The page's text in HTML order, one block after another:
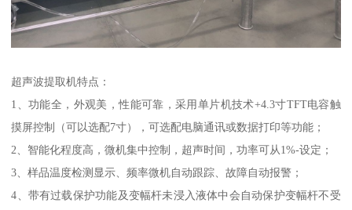
超声波提取机特点：
1、功能全，外观美，性能可靠，采用单片机技术+4.3寸TFT电容触
摸屏控制（可以选配7寸），可选配电脑通讯或数据打印等功能；
2、智能化程度高，微机集中控制，超声时间，功率可从1%-设定；
3、样品温度检测显示、频率微机自动跟踪、故障自动报警；
4、带有过载保护功能及变幅杆未浸入液体中会自动保护变幅杆不受